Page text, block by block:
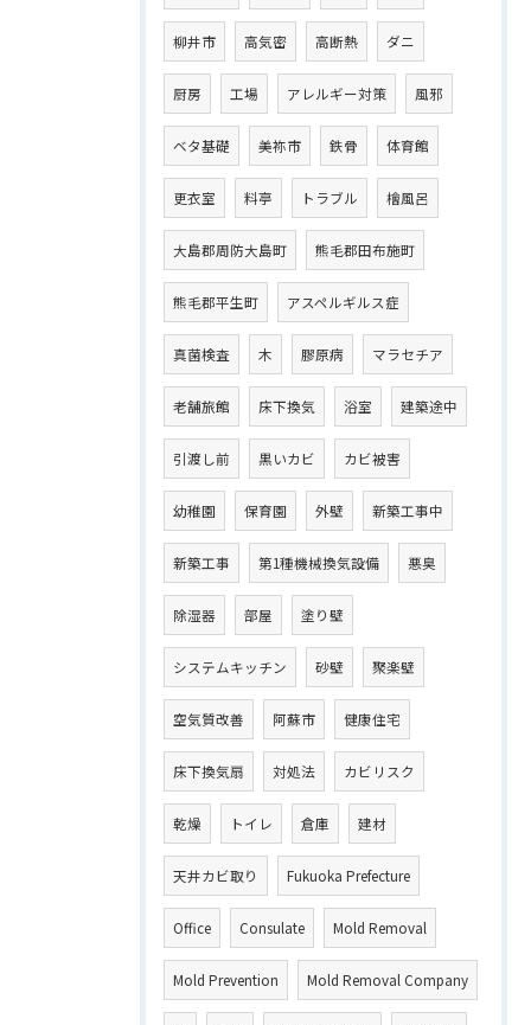
柳井市 高気密 高断熱 ダニ
厨房 工場 アレルギー対策 風邪
ベタ基礎 美祢市 鉄骨 体育館
更衣室 料亭 トラブル 檜風呂
大島郡周防大島町 熊毛郡田布施町
熊毛郡平生町 アスペルギルス症
真菌検査 木 膠原病 マラセチア
老舗旅館 床下換気 浴室 建築途中
引渡し前 黒いカビ カビ被害
幼稚園 保育園 外壁 新築工事中
新築工事 第1種機械換気設備 悪臭
除湿器 部屋 塗り壁
システムキッチン 砂壁 聚楽壁
空気質改善 阿蘇市 健康住宅
床下換気扇 対処法 カビリスク
乾燥 トイレ 倉庫 建材
天井カビ取り Fukuoka Prefecture
Office Consulate Mold Removal
Mold Prevention Mold Removal Company